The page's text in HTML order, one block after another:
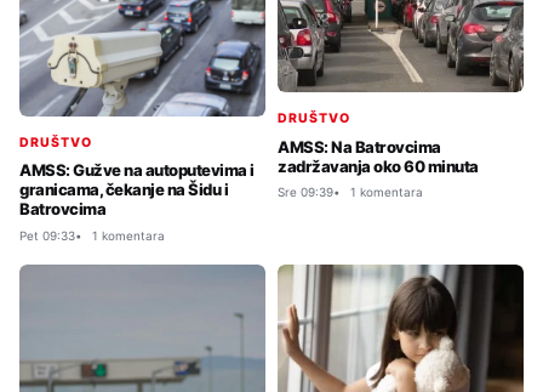
DRUŠTVO
AMSS: Gužve na autoputevima i
granicama, čekanje na Šidu i
Batrovcima
Pet 09:33 1 komentara
DRUŠTVO
AMSS: Na Batrovcima
zadržavanja oko 60 minuta
Sre 09:39 1 komentara